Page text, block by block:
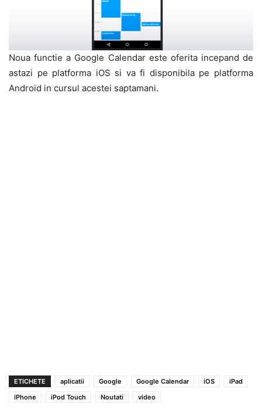
Noua functie a Google Calendar este oferita incepand de
astazi pe platforma iOS si va fi disponibila pe platforma
Android in cursul acestei saptamani.
ETICHETE aplicatii Google Google Calendar iOS
iPad
iPhone
iPod Touch Noutati video